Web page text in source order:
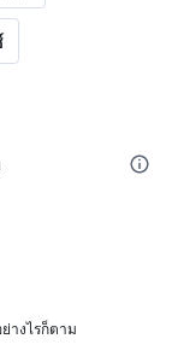
างไรก็ตาม